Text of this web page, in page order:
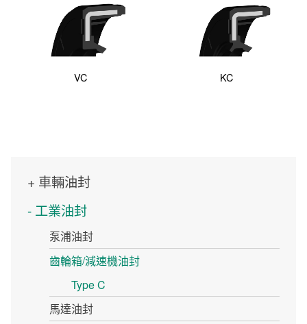
VC KC
車輛油封
工業油封
泵浦油封
齒輪箱/減速機油封
Type C
馬達油封